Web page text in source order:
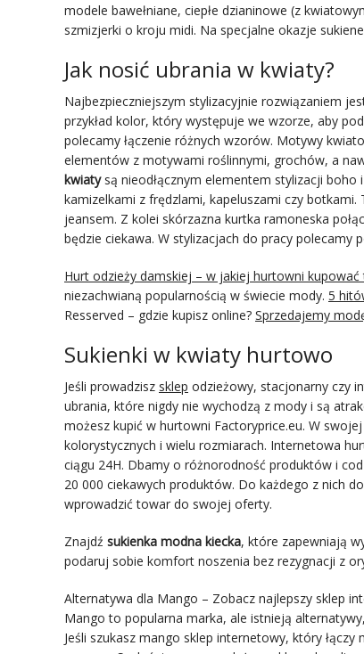
modele bawełniane, ciepłe dzianinowe (z
szmizjerki o kroju midi. Na specjalne okazje
Jak nosić ubrania w kwiaty?
Najbezpieczniejszym stylizacyjnie rozwiązaniem
przykład kolor, który występuje we wzorze, aby
polecamy łączenie różnych wzorów. Motywy
elementów z motywami roślinnymi, grochów, a
kwiatysą nieodłącznym elementem stylizacji boho
kamizelkami z frędzlami, kapeluszami czy
jeansem. Z kolei skórzazna kurtka ramoneska
będzie ciekawa. W stylizacjach do pracy polecamy
Hurt odzieży damskiej – w jakiej hurtowni
niezachwianą popularnością w świecie mody. 5
Resserved – gdzie kupisz online? Sprzedajemy
Sukienki w kwiaty hurtowo
Jeśli prowadzisz sklep odzieżowy, stacjonarny czy
ubrania, które nigdy nie wychodzą z mody i są
możesz kupić w hurtowni Factoryprice.eu. W
kolorystycznych i wielu rozmiarach. Internetowa
ciągu 24H. Dbamy o różnorodność produktów i
20 000 ciekawych produktów. Do każdego z nich
wprowadzić towar do swojej oferty.
Znajdź sukienka modna kiecka, które zapewniają
podaruj sobie komfort noszenia bez rezygnacji z
Alternatywa dla Mango – Zobacz najlepszy sklep
Mango to popularna marka, ale istnieją
Jeśli szukasz mango sklep internetowy, który